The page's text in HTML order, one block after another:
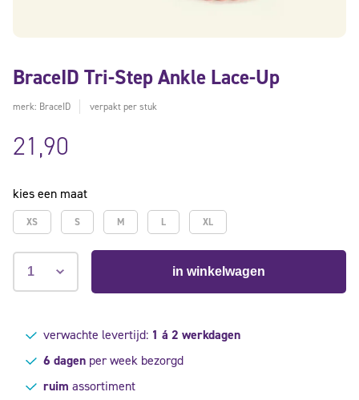
BraceID Tri-Step Ankle Lace-Up
merk: BraceID verpakt per stuk
21,90
kies een maat
XS S M L XL
in winkelwagen
verwachte levertijd: 1 á 2 werkdagen
6 dagenper week bezorgd
ruim assortiment